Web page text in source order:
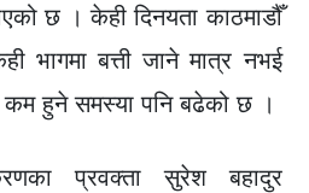
छ । केही दिनयता काठमाडौँ
भागमा बत्ती जाने मात्र नभई
कम हुने समस्या पनि बढेको छ ।
प्रवक्ता सुरेश बहादुर